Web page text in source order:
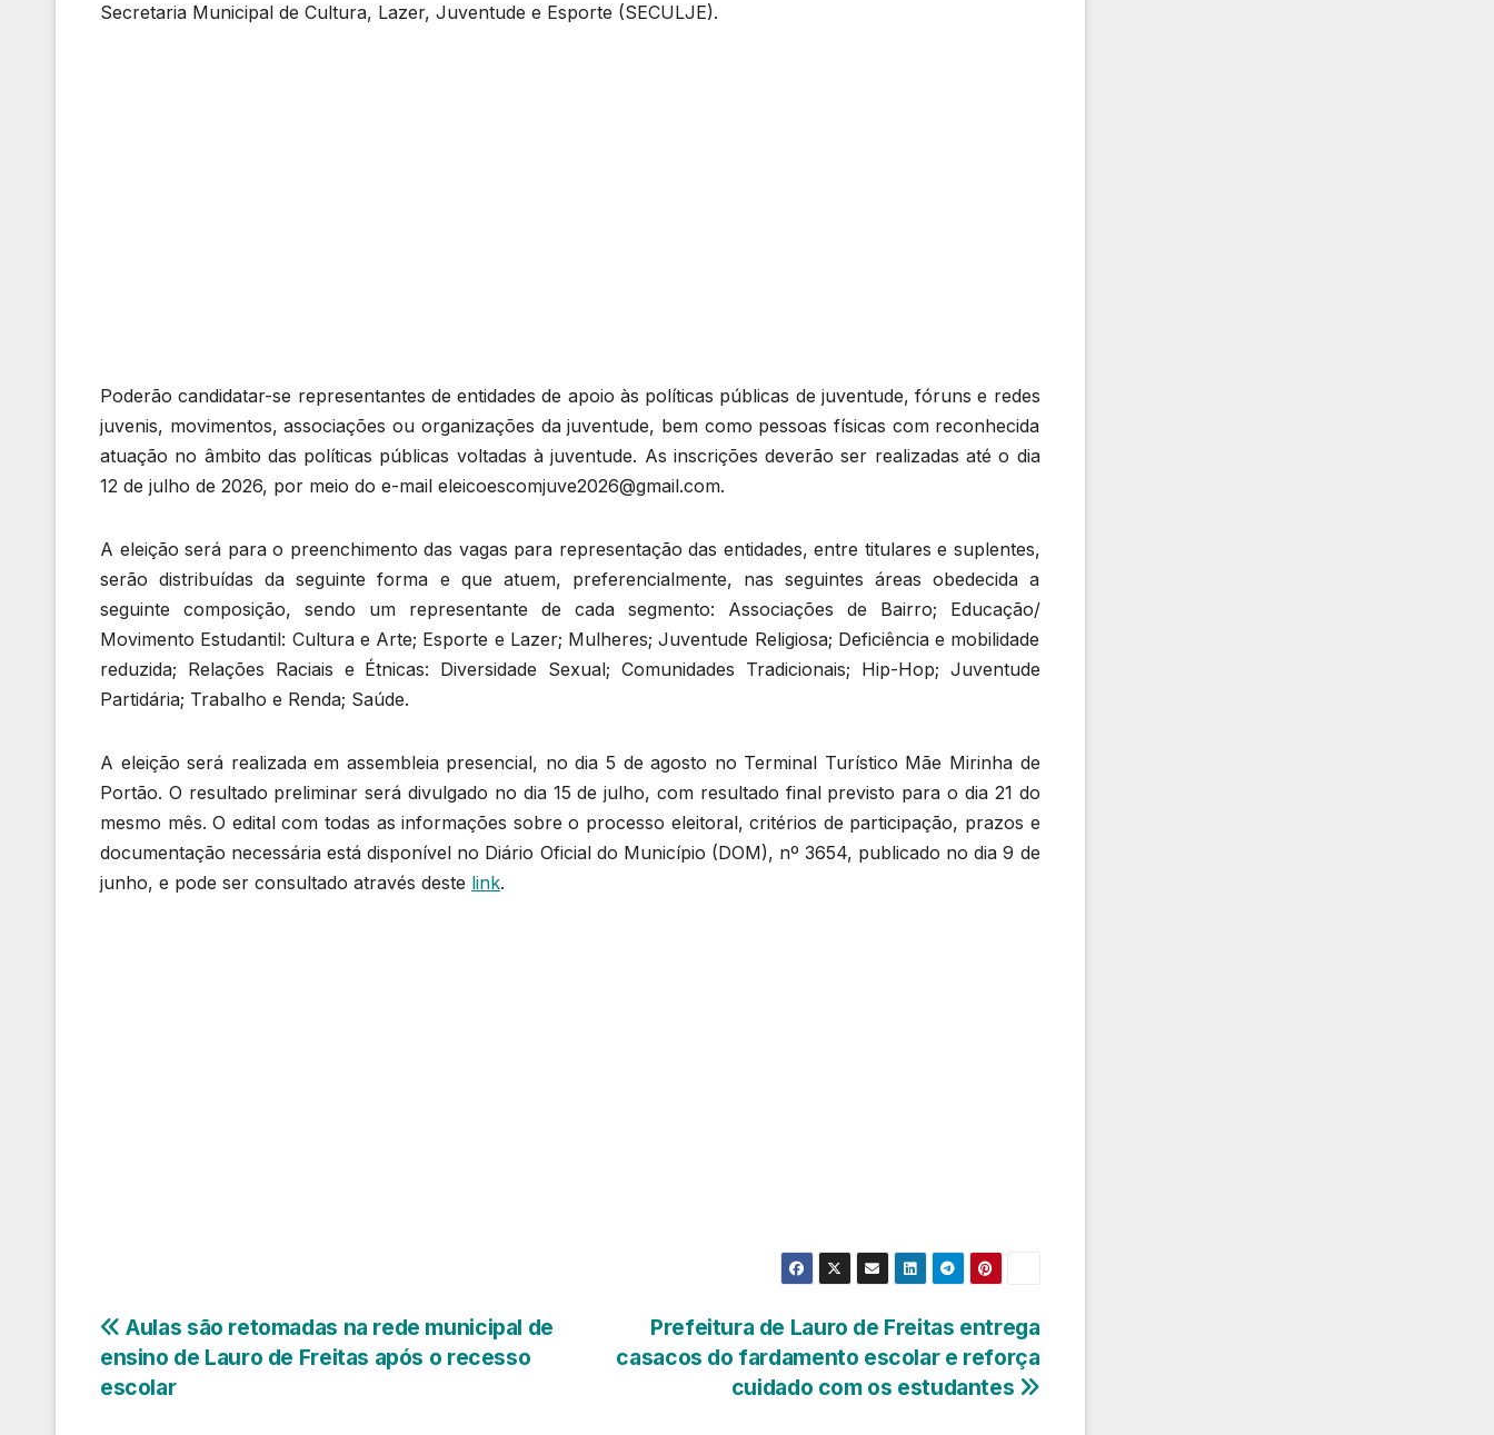
Secretaria Municipal de Cultura, Lazer, Juventude e Esporte (SECULJE).
Poderão candidatar-se representantes de entidades de apoio às políticas públicas de juventude, fóruns e redes
juvenis, movimentos, associações ou organizações da juventude, bem como pessoas físicas com reconhecida
atuação no âmbito das políticas públicas voltadas à juventude. As inscrições deverão ser realizadas até o dia
12 de julho de 2026, por meio do e-mail eleicoescomjuve2026@gmail.com.
A eleição será para o preenchimento das vagas para representação das entidades, entre titulares e suplentes,
serão distribuídas da seguinte forma e que atuem, preferencialmente, nas seguintes áreas obedecida a
seguinte composição, sendo um representante de cada segmento: Associações de Bairro; Educação/
Movimento Estudantil: Cultura e Arte; Esporte e Lazer; Mulheres; Juventude Religiosa; Deficiência e mobilidade
reduzida; Relações Raciais e Étnicas: Diversidade Sexual; Comunidades Tradicionais; Hip-Hop; Juventude
Partidária; Trabalho e Renda; Saúde.
A eleição será realizada em assembleia presencial, no dia 5 de agosto no Terminal Turístico Mãe Mirinha de
Portão. O resultado preliminar será divulgado no dia 15 de julho, com resultado final previsto para o dia 21 do
mesmo mês. O edital com todas as informações sobre o processo eleitoral, critérios de participação, prazos e
documentação necessária está disponível no Diário Oficial do Município (DOM), nº 3654, publicado no dia 9 de
junho, e pode ser consultado através deste link.
Navegação
de
Prefeitura de Lauro de Freitas entrega
casacos do fardamento escolar e reforça
cuidado com os estudantes
Aulas são retomadas na rede municipal de
ensino de Lauro de Freitas após o recesso
escolar